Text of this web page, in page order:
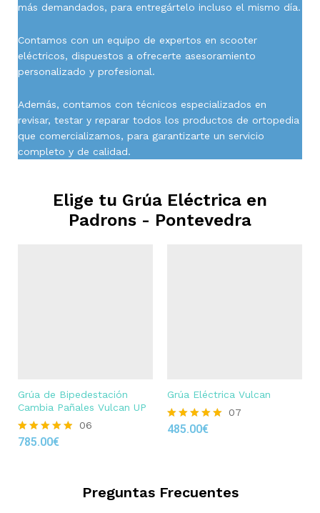
más demandados, para entregártelo incluso el mismo día.
Contamos con un equipo de expertos en scooter
eléctricos, dispuestos a ofrecerte asesoramiento
personalizado y profesional.
Además, contamos con técnicos especializados en
revisar, testar y reparar todos los productos de ortopedia
que comercializamos, para garantizarte un servicio
completo y de calidad.
Elige tu Grúa Eléctrica en
Padrons - Pontevedra
Grúa de Bipedestación
Cambia Pañales Vulcan UP
Rated
06
785.00€
Grúa Eléctrica Vulcan
Rated
07
485.00€
Preguntas Frecuentes